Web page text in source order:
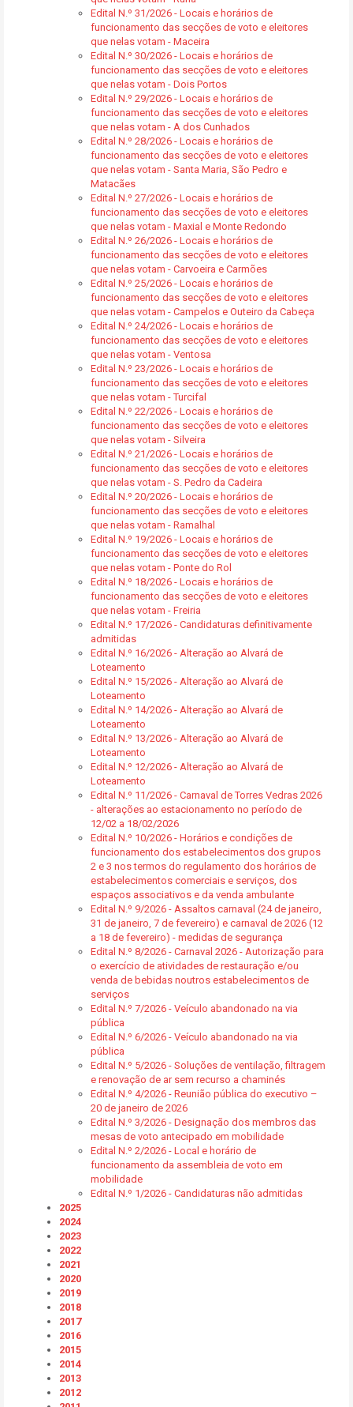
Edital N.º 31/2026 - Locais e horários de
funcionamento das secções de voto e eleitores
que nelas votam - Maceira
Edital N.º 30/2026 - Locais e horários de
funcionamento das secções de voto e eleitores
que nelas votam - Dois Portos
Edital N.º 29/2026 - Locais e horários de
funcionamento das secções de voto e eleitores
que nelas votam - A dos Cunhados
Edital N.º 28/2026 - Locais e horários de
funcionamento das secções de voto e eleitores
que nelas votam - Santa Maria, São Pedro e
Matacães
Edital N.º 27/2026 - Locais e horários de
funcionamento das secções de voto e eleitores
que nelas votam - Maxial e Monte Redondo
Edital N.º 26/2026 - Locais e horários de
funcionamento das secções de voto e eleitores
que nelas votam - Carvoeira e Carmões
Edital N.º 25/2026 - Locais e horários de
funcionamento das secções de voto e eleitores
que nelas votam - Campelos e Outeiro da Cabeça
Edital N.º 24/2026 - Locais e horários de
funcionamento das secções de voto e eleitores
que nelas votam - Ventosa
Edital N.º 23/2026 - Locais e horários de
funcionamento das secções de voto e eleitores
que nelas votam - Turcifal
Edital N.º 22/2026 - Locais e horários de
funcionamento das secções de voto e eleitores
que nelas votam - Silveira
Edital N.º 21/2026 - Locais e horários de
funcionamento das secções de voto e eleitores
que nelas votam - S. Pedro da Cadeira
Edital N.º 20/2026 - Locais e horários de
funcionamento das secções de voto e eleitores
que nelas votam - Ramalhal
Edital N.º 19/2026 - Locais e horários de
funcionamento das secções de voto e eleitores
que nelas votam - Ponte do Rol
Edital N.º 18/2026 - Locais e horários de
funcionamento das secções de voto e eleitores
que nelas votam - Freiria
Edital N.º 17/2026 - Candidaturas definitivamente
admitidas
Edital N.º 16/2026 - Alteração ao Alvará de
Loteamento
Edital N.º 15/2026 - Alteração ao Alvará de
Loteamento
Edital N.º 14/2026 - Alteração ao Alvará de
Loteamento
Edital N.º 13/2026 - Alteração ao Alvará de
Loteamento
Edital N.º 12/2026 - Alteração ao Alvará de
Loteamento
Edital N.º 11/2026 - Carnaval de Torres Vedras 2026
- alterações ao estacionamento no período de
12/02 a 18/02/2026
Edital N.º 10/2026 - Horários e condições de
funcionamento dos estabelecimentos dos grupos
2 e 3 nos termos do regulamento dos horários de
estabelecimentos comerciais e serviços, dos
espaços associativos e da venda ambulante
Edital N.º 9/2026 - Assaltos carnaval (24 de janeiro,
31 de janeiro, 7 de fevereiro) e carnaval de 2026 (12
a 18 de fevereiro) - medidas de segurança
Edital N.º 8/2026 - Carnaval 2026 - Autorização para
o exercício de atividades de restauração e/ou
venda de bebidas noutros estabelecimentos de
serviços
Edital N.º 7/2026 - Veículo abandonado na via
pública
Edital N.º 6/2026 - Veículo abandonado na via
pública
Edital N.º 5/2026 - Soluções de ventilação, filtragem
e renovação de ar sem recurso a chaminés
Edital N.º 4/2026 - Reunião pública do executivo –
20 de janeiro de 2026
Edital N.º 3/2026 - Designação dos membros das
mesas de voto antecipado em mobilidade
Edital N.º 2/2026 - Local e horário de
funcionamento da assembleia de voto em
mobilidade
Edital N.º 1/2026 - Candidaturas não admitidas
2025
2024
2023
2022
2021
2020
2019
2018
2017
2016
2015
2014
2013
2012